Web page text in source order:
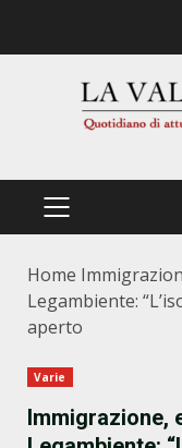
PRIMÄRES
Home
Legambiente:
aperto
Varie
Immigrazione,